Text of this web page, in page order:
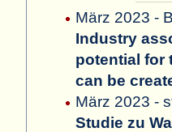
März 2023 -
Industry
potential for
can be
März 2023 -
Studie zu